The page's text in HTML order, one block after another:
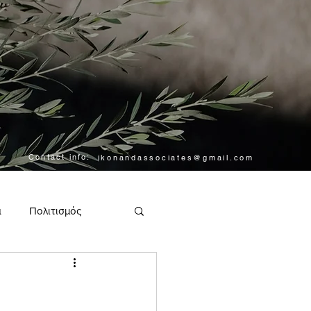
ikonandassociates@gmail.com
Contact info:
Πολιτισμός